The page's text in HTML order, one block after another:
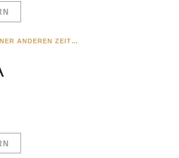
ANDEREN ZEIT…